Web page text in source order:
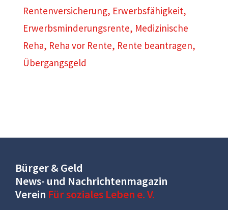
Rentenversicherung, Erwerbsfähigkeit,
Erwerbsminderungsrente, Medizinische
Reha, Reha vor Rente, Rente beantragen,
Übergangsgeld
Bürger & Geld
News- und Nachrichtenmagazin
Verein Für soziales Leben e. V.